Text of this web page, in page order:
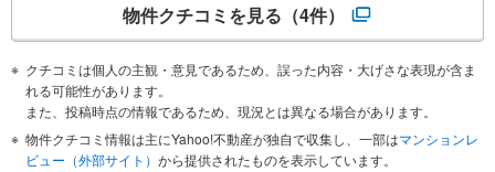
物件クチコミを見る （4件）
クチコミは個人の主観・意見であるため、誤った内容・大げさな表現が含ま
れる可能性があります。
また、投稿時点の情報であるため、現況とは異なる場合があります。
物件クチコミ情報は主にYahoo!不動産が独自で収集し、一部はマンションレ
ビュー（外部サイト） から提供されたものを表示しています。